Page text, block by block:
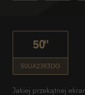
50"
50UA2363DG
Jakiej przekątnej